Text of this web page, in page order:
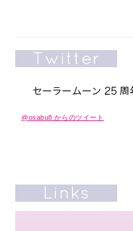
@osabu8 からのツイート